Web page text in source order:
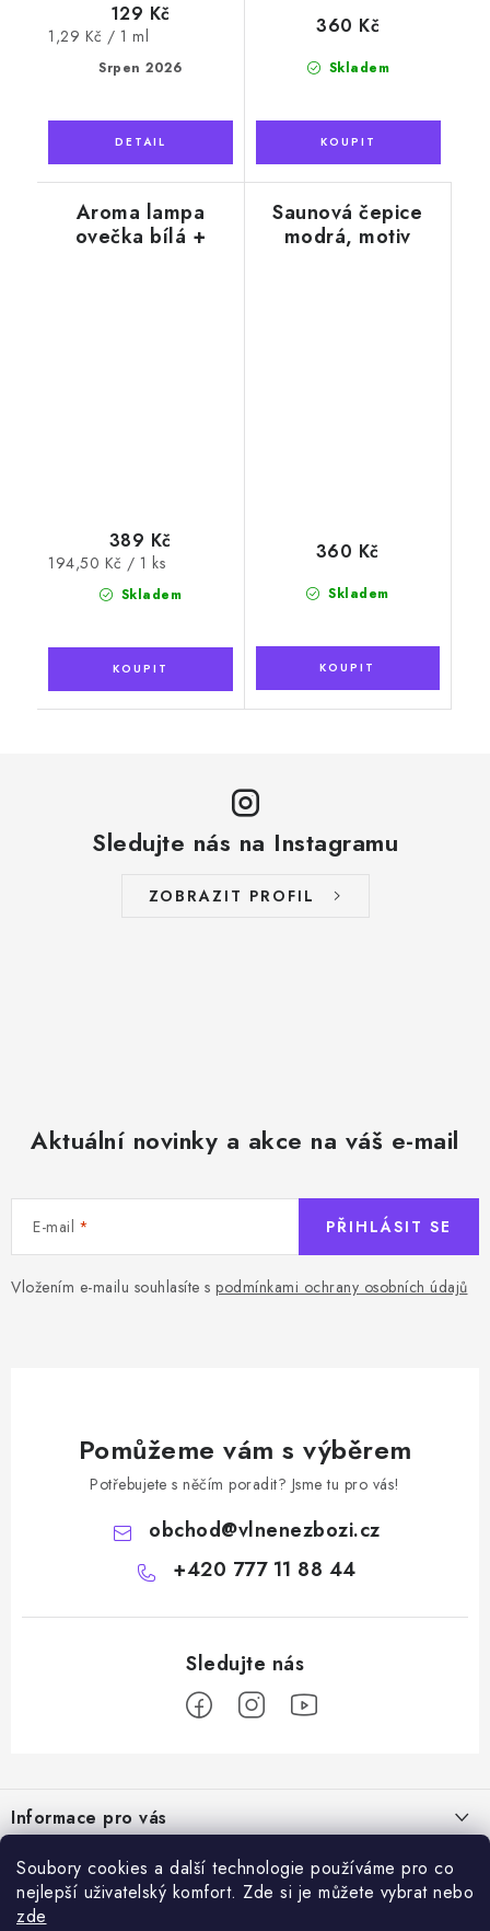
Soubory cookies a další technologie používáme pro co
nejlepší uživatelský komfort. Zde si je můžete vybrat nebo
zde
Srpen 2026
129 Kč
Měrná
1,29 Kč / 1 ml
Skladem
360 Kč
Aroma lampa
ovečka bílá +
Skladem
389 Kč
Měrná
194,50 Kč / 1 ks
Saunová čepice
modrá, motiv
Skladem
360 Kč
Sledujte nás na Instagramu
ZOBRAZIT PROFIL
Aktuální novinky a akce na váš e-mail
E-mail
Vložením e-mailu souhlasíte s podmínkami ochrany osobních údajů
PŘIHLÁSIT SE
Pomůžeme vám s výběrem
Potřebujete s něčím poradit? Jsme tu pro vás!
obchod@vlnenezbozi.cz
+420 777 11 88 44
pInformace pro vás
Doprava a platba
Hodnocení obchodu
Vše o nákupu
Kontakty